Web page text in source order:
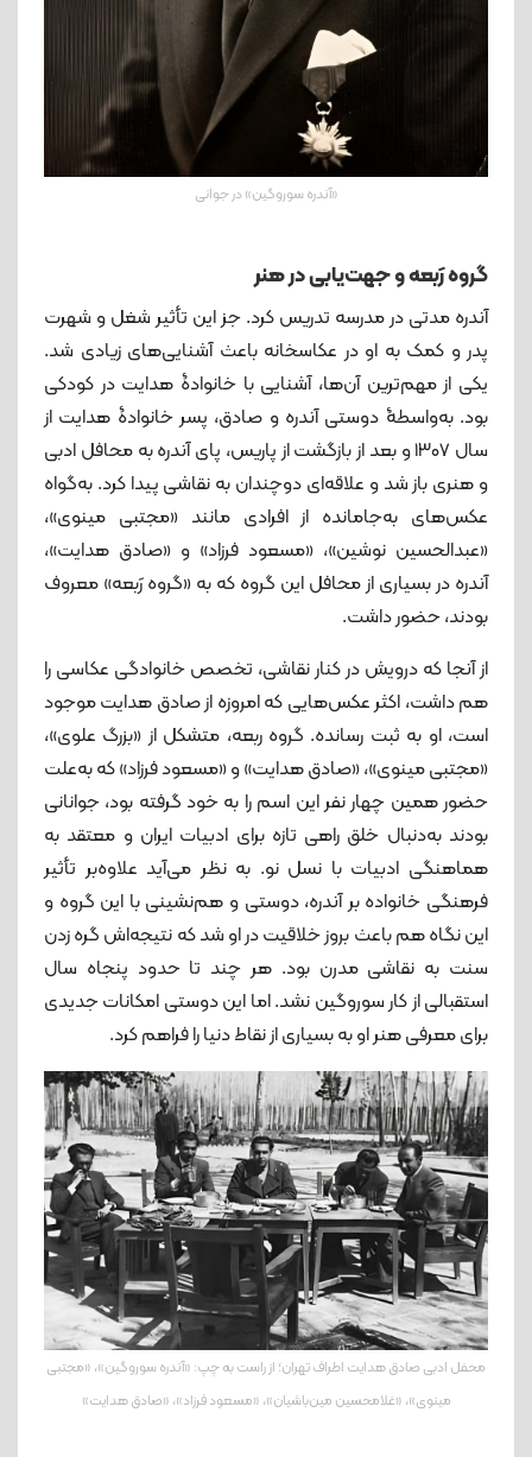
«آندره سوروگین» در جوانی
گروه رَبعه و جهت‌یابی در هنر
آندره مدتی در مدرسه تدریس کرد. جز این تأثیر شغل و شهرت
پدر و کمک به او در عکاسخانه باعث آشنایی‌های زیادی شد.
یکی از مهم‌ترین آ‌ن‌ها، آشنایی با خانوادۀ هدایت در کودکی
بود. به‌واسطۀ دوستی آندره و صادق، پسر خانوادۀ هدایت از
سال ۱۳۰۷ و بعد از بازگشت از پاریس، پای آندره به محافل ادبی
و هنری باز شد و علاقه‌ای دوچندان به نقاشی پیدا کرد. به‌گواه
عکس‌های به‌جامانده از افرادی مانند «مجتبی مینوی»،
«عبدالحسین نوشین»، «مسعود فرزاد» و «صادق هدایت»،
آندره در بسیاری از محافل این گروه که به «گروه رَبعه» معروف
بودند، حضور داشت.
از آنجا که درویش در کنار نقاشی، تخصص خانوادگی عکاسی را
هم داشت، اکثر عکس‌هایی که امروزه از صادق هدایت موجود
است، او به ثبت رسانده. گروه ربعه، متشکل از «بزرگ علوی»،
«مجتبی مینوی»، «صادق هدایت» و «مسعود فرزاد» که به‌علت
حضور همین چهار نفر این اسم را به خود گرفته بود، جوانانی
بودند به‌دنبال خلق راهی تازه برای ادبیات ایران و معتقد به
هماهنگی ادبیات با نسل نو. به نظر می‌آید علاوه‌بر تأثیر
فرهنگی خانواده بر آندره، دوستی و هم‌نشینی با این گروه و
این نگاه هم باعث بروز خلاقیت در او شد که نتیجه‌اش گره زدن
سنت به نقاشی مدرن بود. هر چند تا حدود پنجاه سال
استقبالی از کار سوروگین نشد. اما این دوستی امکانات جدیدی
برای معرفی هنر او به بسیاری از نقاط دنیا را فراهم کرد.
محفل ادبی صادق هدایت اطراف تهران؛ از راست به چپ: «آندره سوروگین»، «مجتبی
مينوی»، «غلامحسين مين‌باشيان»، «مسعود فرزاد»، «صادق هدايت»